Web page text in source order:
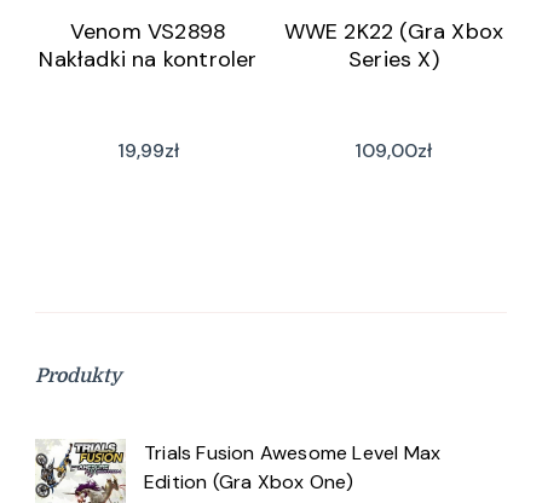
Venom VS2898
Nakładki na kontroler
19,99zł
WWE 2K22 (Gra Xbox
Series X)
109,00zł
Produkty
Trials Fusion Awesome Level Max
Edition (Gra Xbox One)